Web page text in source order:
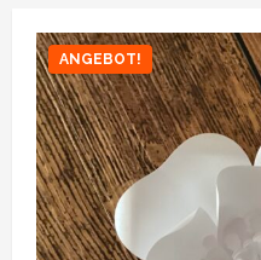
ANGEBOT!